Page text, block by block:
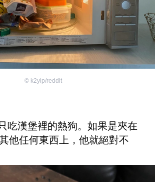
© k2yip/reddit
吃漢堡裡的熱狗。如果是夾在
他任何東西上，他就絕對不